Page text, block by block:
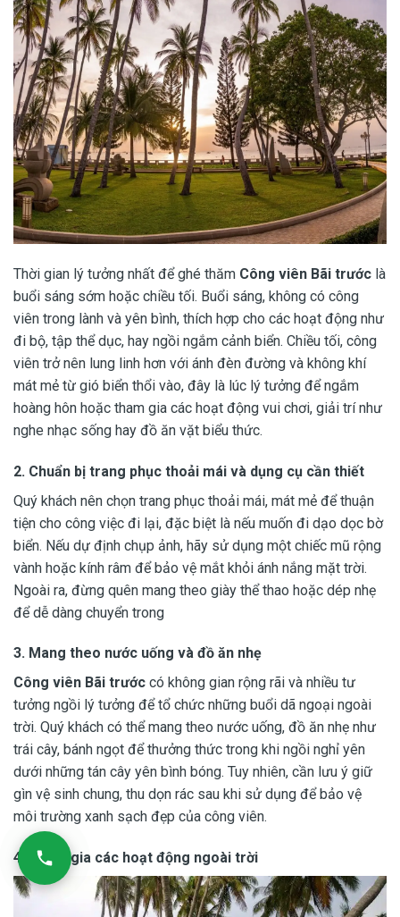
Thời gian lý tưởng nhất để ghé thăm Công viên Bãi trước là
buổi sáng sớm hoặc chiều tối. Buổi sáng, không có công
viên trong lành và yên bình, thích hợp cho các hoạt động như
đi bộ, tập thể dục, hay ngồi ngắm cảnh biển. Chiều tối, công
viên trở nên lung linh hơn với ánh đèn đường và không khí
mát mẻ từ gió biển thổi vào, đây là lúc lý tưởng để ngắm
hoàng hôn hoặc tham gia các hoạt động vui chơi, giải trí như
nghe nhạc sống hay đồ ăn vặt biểu thức.
2. Chuẩn bị trang phục thoải mái và dụng cụ cần thiết
Quý khách nên chọn trang phục thoải mái, mát mẻ để thuận
tiện cho công việc đi lại, đặc biệt là nếu muốn đi dạo dọc bờ
biển. Nếu dự định chụp ảnh, hãy sử dụng một chiếc mũ rộng
vành hoặc kính râm để bảo vệ mắt khỏi ánh nắng mặt trời.
Ngoài ra, đừng quên mang theo giày thể thao hoặc dép nhẹ
để dễ dàng chuyển trong
3. Mang theo nước uống và đồ ăn nhẹ
Công viên Bãi trước có không gian rộng rãi và nhiều tư
tưởng ngồi lý tưởng để tổ chức những buổi dã ngoại ngoài
trời. Quý khách có thể mang theo nước uống, đồ ăn nhẹ như
trái cây, bánh ngọt để thưởng thức trong khi ngồi nghỉ yên
dưới những tán cây yên bình bóng. Tuy nhiên, cần lưu ý giữ
gìn vệ sinh chung, thu dọn rác sau khi sử dụng để bảo vệ
môi trường xanh sạch đẹp của công viên.
4. Tham gia các hoạt động ngoài trời